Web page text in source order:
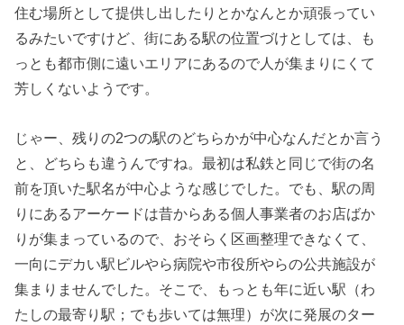
住む場所として提供し出したりとかなんとか頑張ってい
るみたいですけど、街にある駅の位置づけとしては、も
っとも都市側に遠いエリアにあるので人が集まりにくて
芳しくないようです。
じゃー、残りの2つの駅のどちらかが中心なんだとか言う
と、どちらも違うんですね。最初は私鉄と同じで街の名
前を頂いた駅名が中心ような感じでした。でも、駅の周
りにあるアーケードは昔からある個人事業者のお店ばか
りが集まっているので、おそらく区画整理できなくて、
一向にデカい駅ビルやら病院や市役所やらの公共施設が
集まりませんでした。そこで、もっとも年に近い駅（わ
たしの最寄り駅；でも歩いては無理）が次に発展のター